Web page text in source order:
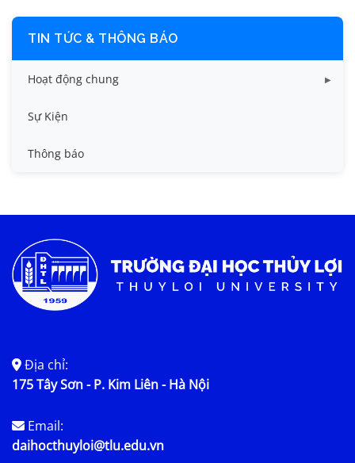
TIN TỨC & THÔNG BÁO
Hoạt động chung
Tin công tác sinh viên
Tin đào tạo
Tin tức chung
Sự Kiện
Thông báo
Địa chỉ:
175 Tây Sơn - P. Kim Liên - Hà Nội
Email:
daihocthuyloi@tlu.edu.vn